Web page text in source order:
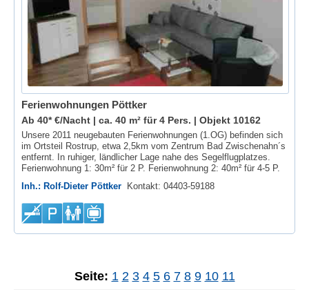
Ferienwohnungen Pöttker
Ab 40* €/Nacht | ca. 40 m² für 4 Pers. | Objekt 10162
Unsere 2011 neugebauten Ferienwohnungen (1.OG) befinden sich
im Ortsteil Rostrup, etwa 2,5km vom Zentrum Bad Zwischenahn´s
entfernt. In ruhiger, ländlicher Lage nahe des Segelflugplatzes.
Ferienwohnung 1: 30m² für 2 P. Ferienwohnung 2: 40m² für 4-5 P.
Inh.: Rolf-Dieter Pöttker Kontakt: 04403-59188
Seite: 1 2 3 4 5 6 7 8 9 10 11